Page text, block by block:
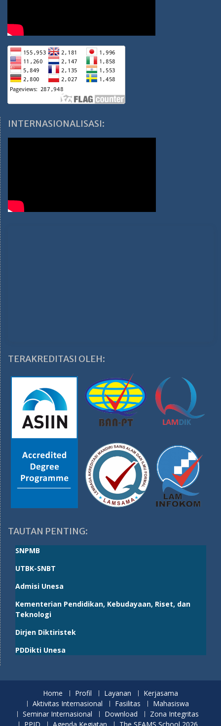
INTERNASIONALISASI:
TERAKREDITASI OLEH:
TAUTAN PENTING:
SNPMB
UTBK-SNBT
Admisi Unesa
Kementerian Pendidikan, Kebudayaan, Riset, dan
Teknologi
Dirjen Diktiristek
PDDikti Unesa
Home Profil Layanan
Kerjasama
Aktivitas Internasional
Fasilitas
Mahasiswa
Seminar Internasional
Download
Zona Integritas